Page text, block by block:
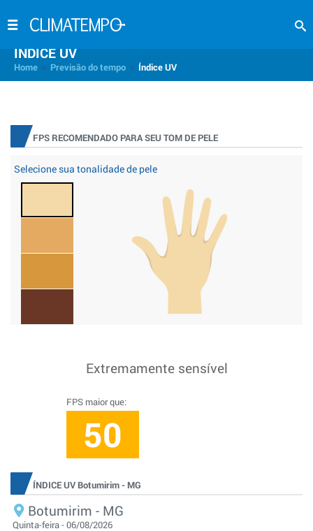
INDICE UV
Home Previsão do tempo Índice UV
FPS RECOMENDADO PARA SEU TOM DE PELE
Selecione sua tonalidade de pele
Extremamente sensível
FPS maior que:
50
ÍNDICE UV Botumirim - MG
Botumirim - MG
Quinta-feira - 06/08/2026